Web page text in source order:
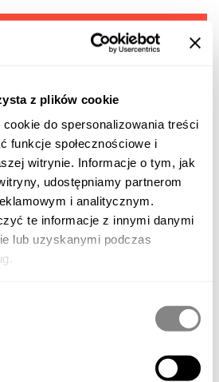
z plików cookie
do spersonalizowania treści
funkcje społecznościowe i
witrynie. Informacje o tym, jak
udostępniamy partnerom
i analitycznym.
te informacje z innymi danymi
lub uzyskanymi podczas